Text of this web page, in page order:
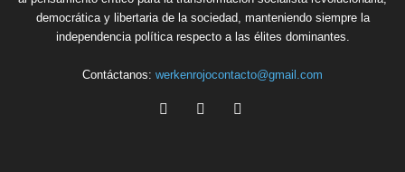
democrática y libertaria de la sociedad, manteniendo siempre la
independencia política respecto a las élites dominantes.
Contáctanos: werkenrojocontacto@gmail.com